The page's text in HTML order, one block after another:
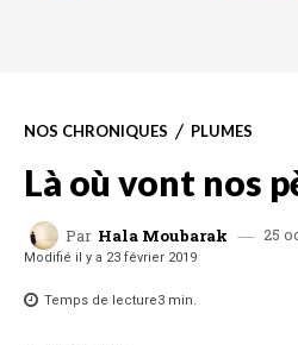
NOS CHRONIQUES PLUMES
Là où vont nos
Par Hala Moubarak 25
Modifié il y a 23 février 2019
Temps de lecture3 min.